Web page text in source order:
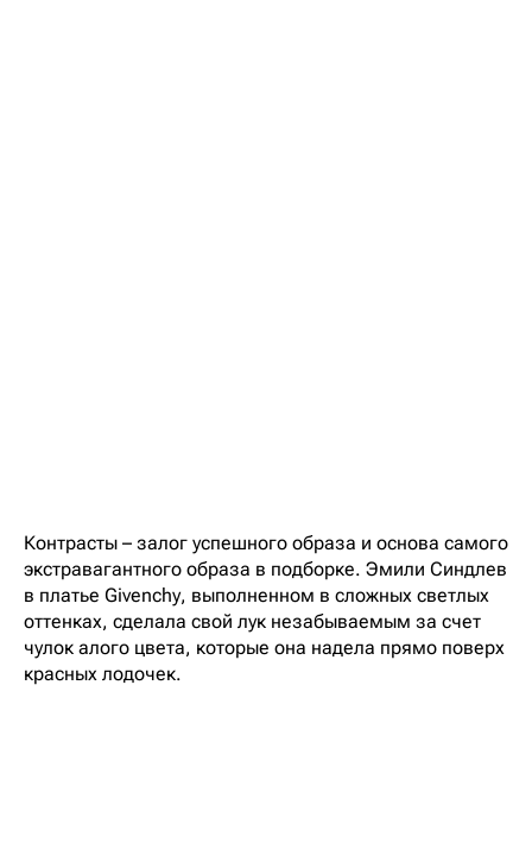
Контрасты – залог успешного образа и основа самого
экстравагантного образа в подборке. Эмили Синдлев
в платье Givenchy, выполненном в сложных светлых
оттенках, сделала свой лук незабываемым за счет
чулок алого цвета, которые она надела прямо поверх
красных лодочек.